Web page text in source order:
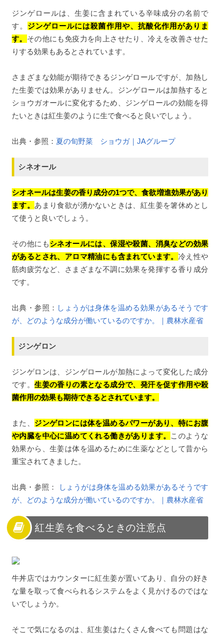
ジンゲロールは、生姜に含まれている辛味成分の名前で
す。 ジンゲロールには殺菌作用や、抗酸化作用がありま
す。 その他にも免疫力を向上させたり、冷えを改善させた
りする効果もあるとされています。
さまざまな効能が期待できるジンゲロールですが、加熱し
た生姜では効果がありません。ジンゲロールは加熱すると
ショウガオールに変化するため、ジンゲロールの効能を得
たいときは紅生姜のように生で食べると良いでしょう。
出典・参照： 夏の旬野菜 ショウガ｜JAグループ
シネオール
シオネールは生姜の香り成分の1つで、食欲増進効果があり
ます。 あまり食欲が湧かないときは、紅生姜を箸休めとし
て使うと良いでしょう。
その他にもシネオールには、保湿や殺菌、消臭などの効果
があるとされ、アロマ精油にも含まれています。 冷え性や
筋肉疲労など、さまざまな不調に効果を発揮する香り成分
です。
出典・参照： しょうがは身体を温める効果があるそうです
が、どのような成分が働いているのですか。｜農林水産省
ジンゲロン
ジンゲロンは、ジンゲロールが加熱によって変化した成分
です。生姜の香りの素となる成分で、発汗を促す作用や殺
菌作用の効果も期待できるとされています。
また、 ジンゲロンには体を温めるパワーがあり、特にお腹
や内臓を中心に温めてくれる働きがあります。 このような
効果から、生姜は体を温めるために生薬などとして昔から
重宝されてきました。
出典・参照：
しょうがは身体を温める効果があるそうです
が、どのような成分が働いているのですか。｜農林水産省
紅生姜を食べるときの注意点
牛丼店ではカウンターに紅生姜が置いてあり、自分の好き
な量を取って食べられるシステムをよく見かけるのではな
いでしょうか。
そこで気になるのは、紅生姜はたくさん食べても問題はな